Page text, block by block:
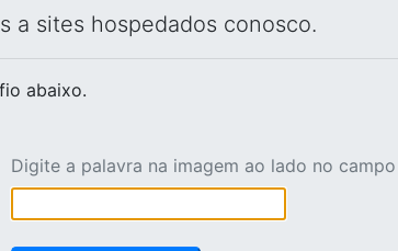
a sites hospedados conosco.
abaixo.
Digite a palavra na imagem ao lado no